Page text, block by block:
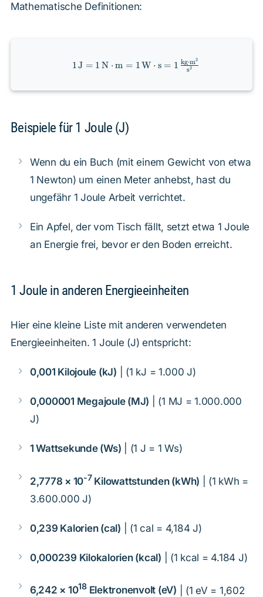
Mathematische Definitionen:
1 \, \text{J} =
= 1 \,
\frac{\text{kg}
{\text{s}^2}
1J = 1 N ⋅ m = 1W ⋅ s = 1 s2
kg⋅m2
Beispiele für 1 Joule (J)
Wenn du ein Buch (mit einem Gewicht von etwa
1 Newton) um einen Meter anhebst, hast du
ungefähr 1 Joule Arbeit verrichtet.
Ein Apfel, der vom Tisch fällt, setzt etwa 1 Joule
an Energie frei, bevor er den Boden erreicht.
1 Joule in anderen Energieeinheiten
Hier eine kleine Liste mit anderen verwendeten
Energieeinheiten. 1 Joule (J) entspricht:
0,001 Kilojoule (kJ) | (1 kJ = 1.000 J)
0,000001 Megajoule (MJ) | (1 MJ = 1.000.000
J)
1 Wattsekunde (Ws) | (1 J = 1 Ws)
2,7778 × 10-7 Kilowattstunden (kWh) | (1 kWh =
3.600.000 J)
0,239 Kalorien (cal) | (1 cal = 4,184 J)
0,000239 Kilokalorien (kcal) | (1 kcal = 4.184 J)
6,242 × 1018Elektronenvolt (eV) | (1 eV = 1,602